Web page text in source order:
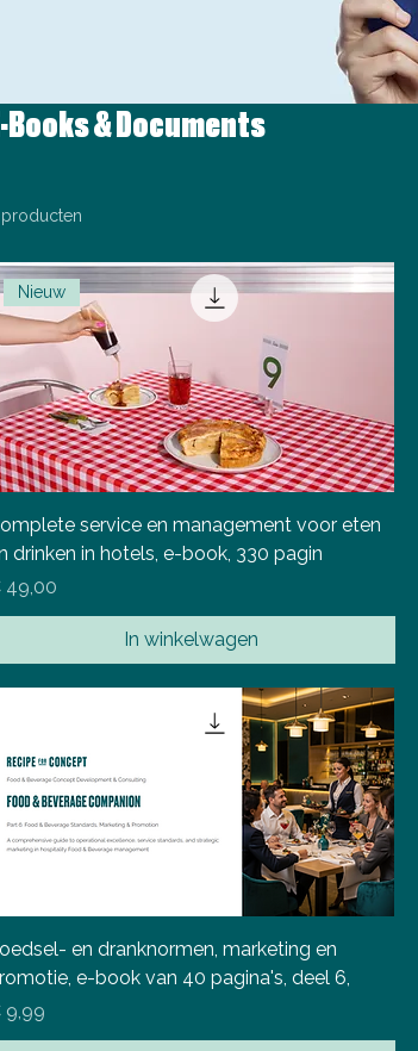
Books & Documents
Nieuw
service en management voor eten
drinken in hotels, e-book, 330 pagin
49,00
In winkelwagen
en dranknormen, marketing en
e-book van 40 pagina's, deel 6,
9,99